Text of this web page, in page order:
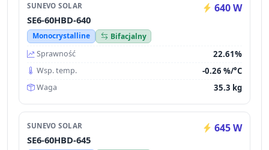
SUNEVO SOLAR 640 W
SE6-60HBD-640
Monocrystalline
Bifacjalny
Sprawność
22.61%
Wsp. temp. -0.26 %/°C
Waga 35.3 kg
SUNEVO SOLAR 645 W
SE6-60HBD-645